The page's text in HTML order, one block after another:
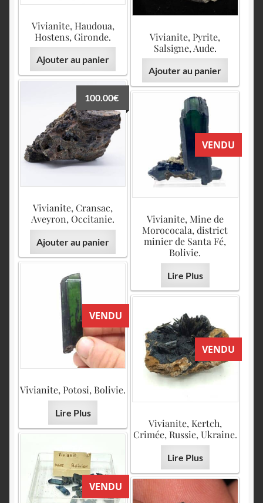
Vivianite, Haudoua,
Hostens, Gironde.
Ajouter au panier
Vivianite, Pyrite,
Salsigne, Aude.
Ajouter au panier
Vivianite, Cransac,
Aveyron, Occitanie.
100.00€
Ajouter au panier
VENDU
Vivianite, Mine de
Morococala, district
minier de Santa Fé,
Bolivie.
Lire Plus
VENDU
Vivianite, Potosi, Bolivie.
Lire Plus
VENDU
Vivianite, Kertch,
Crimée, Russie, Ukraine.
Lire Plus
VENDU